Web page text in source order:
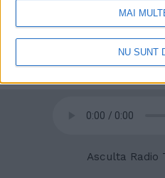
retrageți consimțământul în
și făcând clic pe butonul
paginii web.
MAI
NU SUNT
Asculta Radio